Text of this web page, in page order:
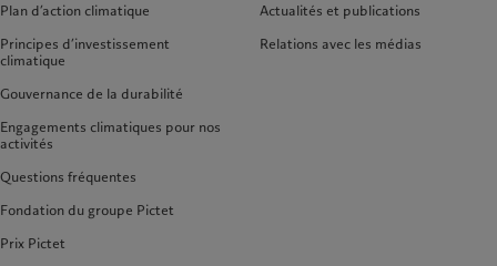
Plan d’action climatique
Principes d’investissement
climatique
Gouvernance de la durabilité
Engagements climatiques pour nos
activités
Questions fréquentes
Fondation du groupe Pictet
Prix Pictet
Actualités et publications
Relations avec les médias